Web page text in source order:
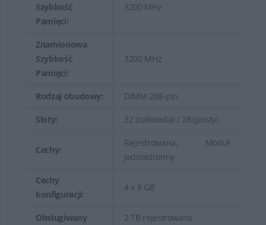
firmowej, plików produkcyjnych w różnych
branżach.
Serwer Dell PowerEdge R750
najbardziej wydajny model z całej gamy serwerów
Szybkość
Pamięci:
3200 MHz
Znamionowa
Szybkość
Pamięci:
3200 MHz
Rodzaj obudowy: DIMM 288-pin
Sloty: 32 (całkowita) / 28 (pusty)
Cechy:
Rejestrowana, Moduł
Jednostronny
Cechy
konfiguracji:
4 x 8 GB
Obsługiwany
2 TB rejestrowana